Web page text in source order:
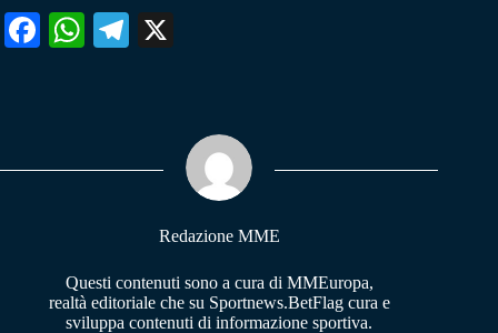
Fa W
pp
Te
m
Redazione MME
Questi contenuti sono a cura di MMEuropa,
realtà editoriale che su Sportnews.BetFlag cura e
sviluppa contenuti di informazione sportiva.